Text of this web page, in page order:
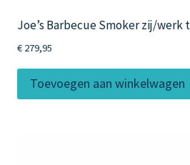
Joe’s Barbecue Smoker zij/werk
€ 279,95
Toevoegen aan winkelwagen